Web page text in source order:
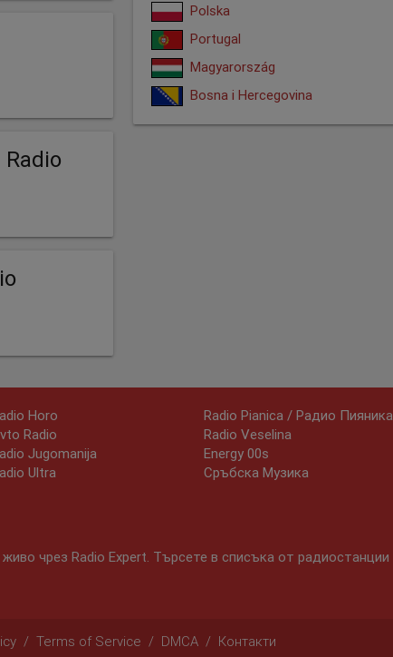
Polska
Portugal
Magyarország
Bosna i Hercegovina
Horo
Radio
Jugomanija
Ultra
Radio Pianica / Радио Пияника
Radio Veselina
Energy 00s
Сръбска Музика
чрез Radio Expert. Търсете в списъка от радиостанции
/ Terms of Service / DMCA / Контакти